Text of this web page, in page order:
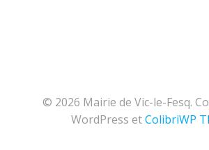
© 2026 Mairie de Vic-le-Fesq.
WordPress etColibriWP